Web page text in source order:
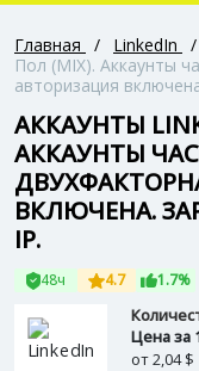
Главная / LinkedIn /
Пол (MIX). Аккаунты
авторизация
АККАУНТЫ
АККАУНТЫ
ВКЛЮЧЕНА.
IP.
48ч 4.7 1.7%
Цена за
от2,04 $